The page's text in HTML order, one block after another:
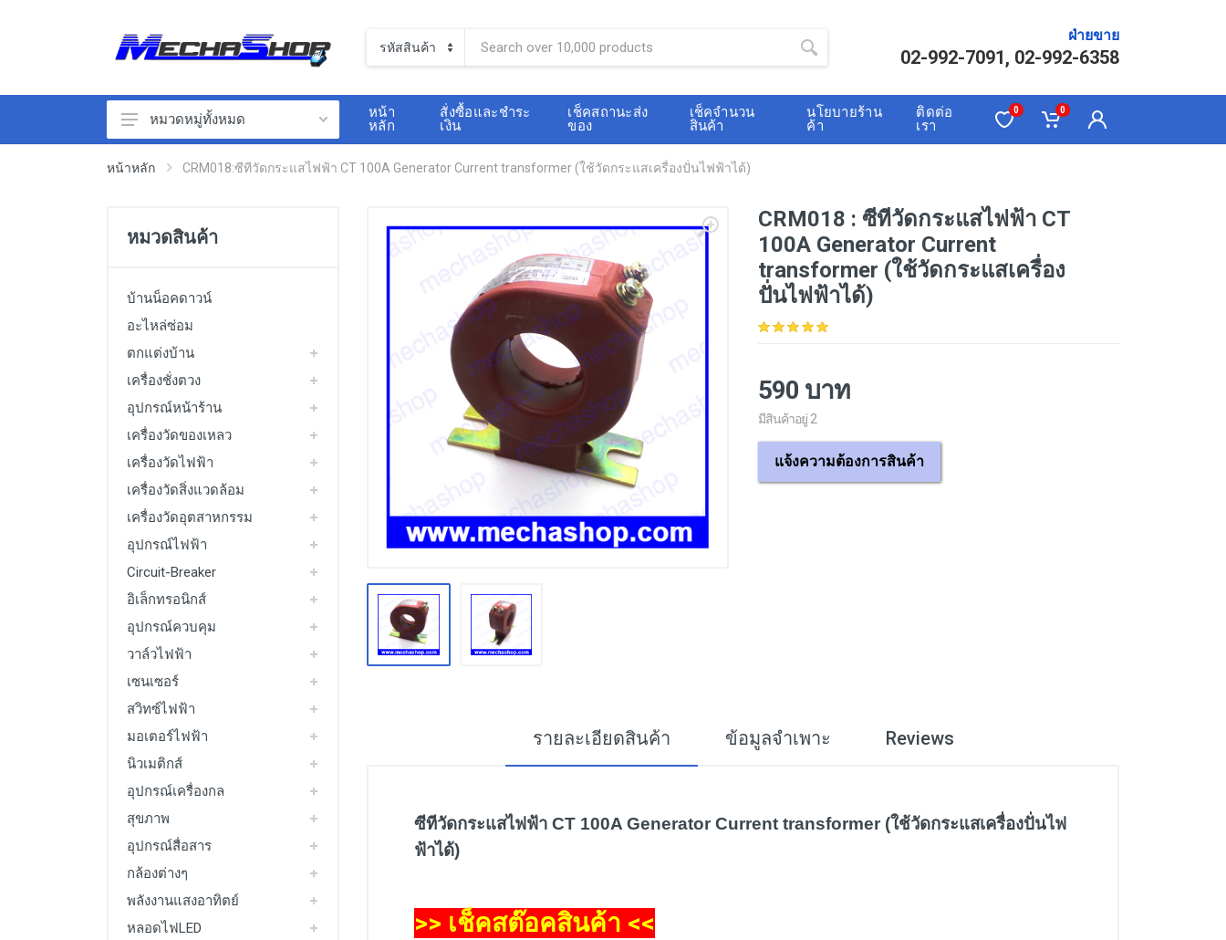
ฝ่ายขาย
02-992-7091, 02-992-6358
ตกแต่งบ้าน
สวิทซ์ไฟฟ้า
เครื่องวัดสิ่งแวดล้อม
เครื่องวัดไฟฟ้า
มอเตอร์ไฟฟ้า
Packing Machine
See All
หมวดหมู่ทั้งหมด
หน้า
หลัก
สั่งซื้อและชำระ
เงิน
เช็คสถานะส่ง
ของ
เช็คจำนวน
สินค้า
นโยบายร้าน
ค้า
ติดต่อ
เรา
0 0
หน้าหลัก CRM018:ซีทีวัดกระแสไฟฟ้า CT 100A Generator Current transformer (ใช้วัดกระแสเครื่องปั่นไฟฟ้าได้)
หมวดสินค้า
บ้านน็อคดาวน์
อะไหล่ซ่อม
ตกแต่งบ้าน
เครื่องชั่งตวง
อุปกรณ์หน้าร้าน
เครื่องวัดของเหลว
เครื่องวัดไฟฟ้า
เครื่องวัดสิ่งแวดล้อม
เครื่องวัดอุตสาหกรรม
อุปกรณ์ไฟฟ้า
Circuit-Breaker
อิเล็กทรอนิกส์
อุปกรณ์ควบคุม
วาล์วไฟฟ้า
เซนเซอร์
สวิทซ์ไฟฟ้า
มอเตอร์ไฟฟ้า
นิวเมติกส์
อุปกรณ์เครื่องกล
สุขภาพ
อุปกรณ์สื่อสาร
กล้องต่างๆ
พลังงานแสงอาทิตย์
หลอดไฟLED
CRM018 : ซีทีวัดกระแสไฟฟ้า CT
100A Generator Current
transformer (ใช้วัดกระแสเครื่อง
ปั่นไฟฟ้าได้)
590 บาท
มีสินค้าอยู่ 2
แจ้งความต้องการสินค้า
รายละเอียดสินค้า ข้อมูลจำเพาะ Reviews
ซีทีวัดกระแสไฟฟ้า CT 100A Generator Current transformer (ใช้วัดกระแสเครื่องปั่นไฟ
ฟ้าได้)
>> เช็คสต๊อคสินค้า <<